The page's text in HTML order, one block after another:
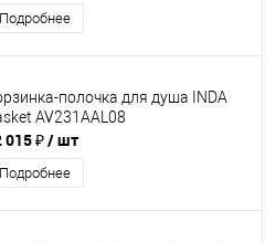
Подробнее
полочка для душа INDA
AV231AAL08
015 ₽/ шт
Подробнее